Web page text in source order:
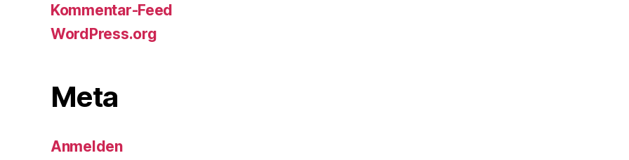
Kommentar-Feed
WordPress.org
Meta
Anmelden